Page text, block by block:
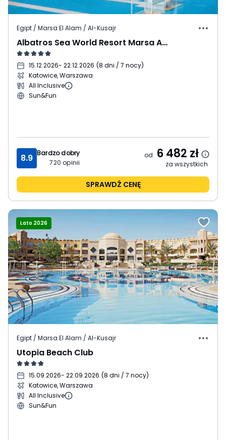
Egipt / Marsa El Alam / Al-Kusajr
Albatros Sea World Resort Marsa Alam
15.12.2026- 22.12.2026 (8 dni / 7 nocy)
Katowice, Warszawa
All Inclusive
Sun&Fun
8.9 Bardzo dobry
720 opinii
od 6 482 zł
za wszystkich
SPRAWDŹ CENĘ
Lato 2026
Egipt / Marsa El Alam / Al-Kusajr
Utopia Beach Club
15.09.2026- 22.09.2026 (8 dni / 7 nocy)
Katowice, Warszawa
All Inclusive
Sun&Fun